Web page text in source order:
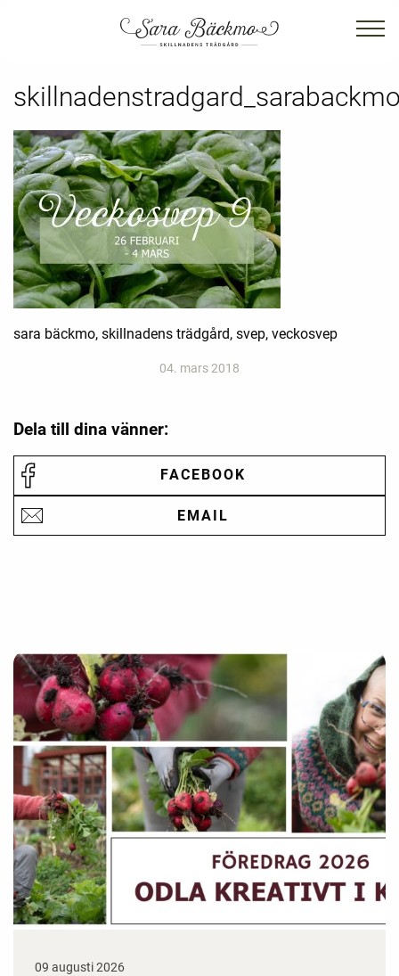
sara bäckmo, skillnadens trädgård, svep, veckosvep
04. mars 2018
Dela till dina vänner:
FACEBOOK
EMAIL
09 augusti 2026